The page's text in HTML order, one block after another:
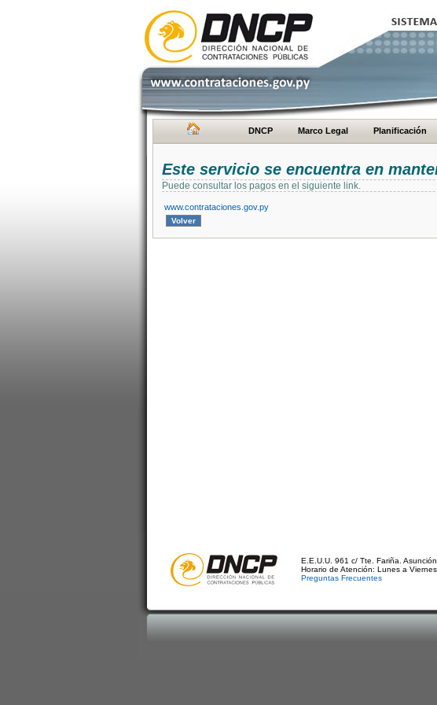
DNCP Marco Legal Planificación
Este servicio se encuentra en
Puede consultar los pagos en el siguiente link.
www.contrataciones.gov.py
E.E.U.U. 961 c/ Tte. Fariña.
Horario de Atención: Lunes a
Preguntas Frecuentes